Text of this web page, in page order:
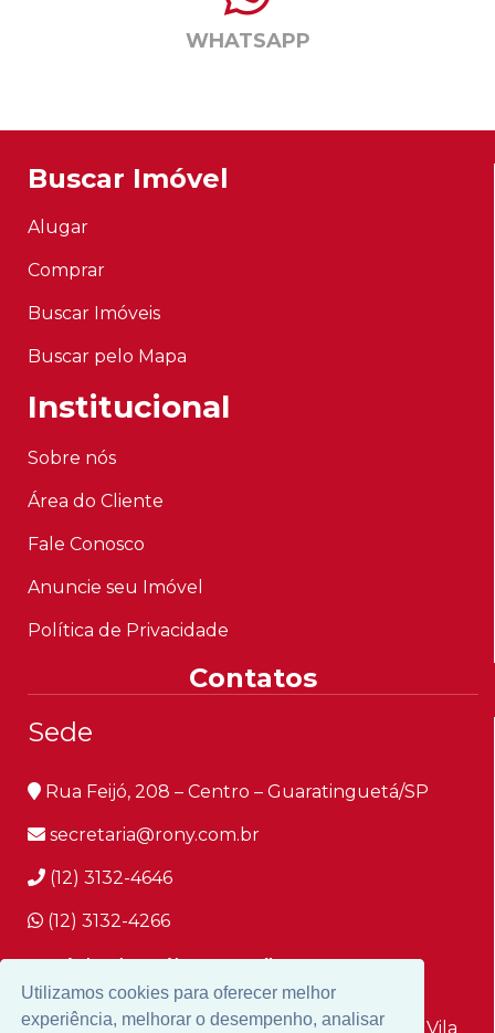
Utilizamos cookies para oferecer melhor
experiência, melhorar o desempenho, analisar
Utilizamos cookies para oferecer melhor
experiência, melhorar o desempenho, analisar
WHATSAPP
Buscar Imóvel
Alugar
Comprar
Buscar Imóveis
Buscar pelo Mapa
Institucional
Sobre nós
Área do Cliente
Fale Conosco
Anuncie seu Imóvel
Política de Privacidade
Contatos
Sede
Rua Feijó, 208 – Centro – Guaratinguetá/SP
secretaria@rony.com.br
(12) 3132-4646
(12) 3132-4266
Unidade Vila Paraíba
Avenida Doutor Carlos Rebello Junior, 117 - Vila